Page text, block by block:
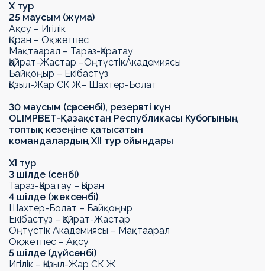
Х тур
25 маусым (жұма)
Ақсу – Игілік
Қыран – Оқжетпес
Мақтаарал – Тараз-Қаратау
Қайрат-Жастар –ОңтүстікАкадемиясы
Байқоңыр – Екібастұз
Қызыл-Жар СК Ж– Шахтер-Болат
30 маусым (сәрсенбі), резервті күн
OLIMPBET-Қазақстан Республикасы Кубогының
топтық кезеңіне қатысатын
командалардың XII тур ойындары
ХI тур
3 шілде (сенбі)
Тараз-Қаратау – Қыран
4 шілде (жексенбі)
Шахтер-Болат – Байқоңыр
Екібастұз – Қайрат-Жастар
Оңтүстік Академиясы – Мақтаарал
Оқжетпес – Ақсу
5 шілде (дүйсенбі)
Игілік – Қызыл-Жар СК Ж